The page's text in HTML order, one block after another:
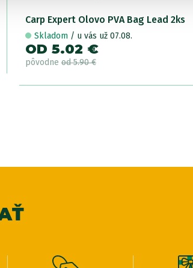
Carp Expert Olovo PVA Bag Lead 2ks
Skladom / u vás už 07.08.
OD 5.02 €
pôvodne od 5.90 €